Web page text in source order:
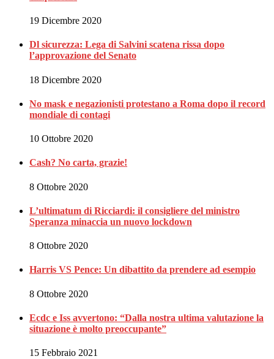
19 Dicembre 2020
Dl sicurezza: Lega di Salvini scatena rissa dopo
l’approvazione del Senato
18 Dicembre 2020
No mask e negazionisti protestano a Roma dopo il record
mondiale di contagi
10 Ottobre 2020
Cash? No carta, grazie!
8 Ottobre 2020
L’ultimatum di Ricciardi: il consigliere del ministro
Speranza minaccia un nuovo lockdown
8 Ottobre 2020
Harris VS Pence: Un dibattito da prendere ad esempio
8 Ottobre 2020
Ecdc e Iss avvertono: “Dalla nostra ultima valutazione la
situazione è molto preoccupante”
15 Febbraio 2021